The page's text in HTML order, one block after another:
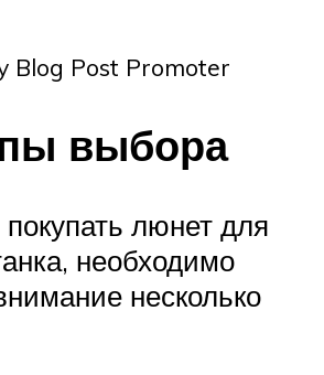
Blog Post Promoter
выбора
люнет для
необходимо
несколько